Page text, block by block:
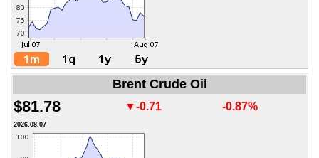
Brent Crude Oil
$81.78 ▼-0.71 -0.87%
2026.08.07